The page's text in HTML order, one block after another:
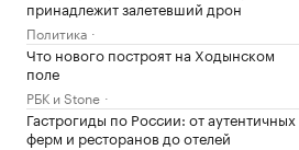
принадлежит залетевший дрон
Политика
Что нового построят на Ходынском
поле
РБК и Stone
Гастрогиды по России: от аутентичных
ферм и ресторанов до отелей